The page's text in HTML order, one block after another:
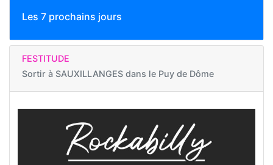
Les 7 prochains jours
FESTITUDE
Sortir à SAUXILLANGES dans le Puy de Dôme